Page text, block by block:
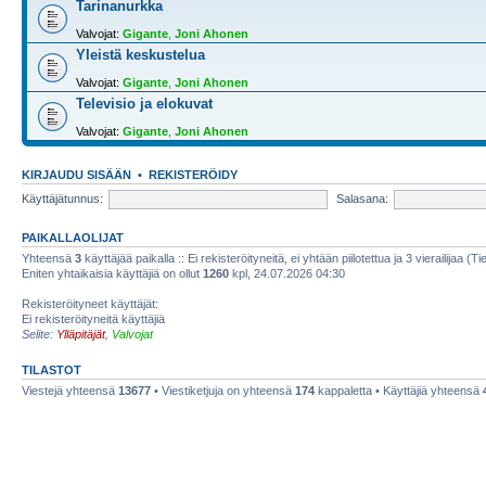
Tarinanurkka
Valvojat: Gigante Joni Ahonen
Yleistä keskustelua
Valvojat: Gigante Joni Ahonen
Televisio ja elokuvat
Valvojat: Gigante Joni Ahonen
KIRJAUDU SISÄÄN • REKISTERÖIDY
Käyttäjätunnus:
Salasana:
PAIKALLAOLIJAT
Yhteensä 3 käyttäjää paikalla :: Ei rekisteröityneitä, ei yhtään piilotettua ja 3 vierailijaa
Eniten yhtaikaisia käyttäjiä on ollut 1260 kpl, 24.07.2026 04:30
Rekisteröityneet käyttäjät:
Ei rekisteröityneitä käyttäjiä
Selite: Ylläpitäjät, Valvojat
TILASTOT
Viestejä yhteensä 13677 • Viestiketjuja on yhteensä 174 kappaletta • Käyttäjiä yhteensä